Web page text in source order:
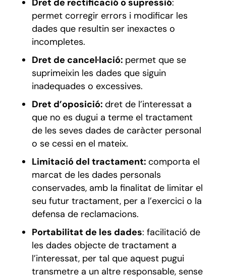
Dret de rectificació o supressió:
permet corregir errors i modificar les
dades que resultin ser inexactes o
incompletes.
Dret de cancel·lació: permet que se
suprimeixin les dades que siguin
inadequades o excessives.
Dret d’oposició: dret de l’interessat a
que no es dugui a terme el tractament
de les seves dades de caràcter personal
o se cessi en el mateix.
Limitació del tractament: comporta el
marcat de les dades personals
conservades, amb la finalitat de limitar el
seu futur tractament, per a l’exercici o la
defensa de reclamacions.
Portabilitat de les dades: facilitació de
les dades objecte de tractament a
l’interessat, per tal que aquest pugui
transmetre a un altre responsable, sense